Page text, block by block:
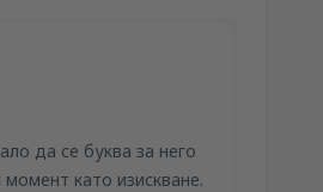
да се буква за него
като изискване.